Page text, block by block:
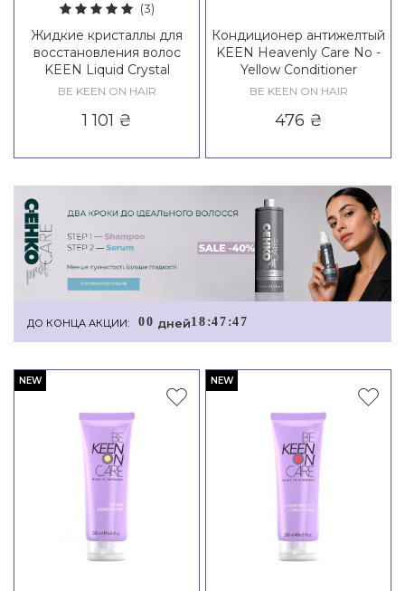
(3)
Жидкие кристаллы для
восстановления волос
KEEN Liquid Crystal
BE KEEN ON HAIR
1 101 ₴
Кондиционер антижелтый
KEEN Heavenly Care No -
Yellow Conditioner
BE KEEN ON HAIR
476 ₴
ДО КОНЦА АКЦИИ: 00 дней18 :47 :47
NEW NEW